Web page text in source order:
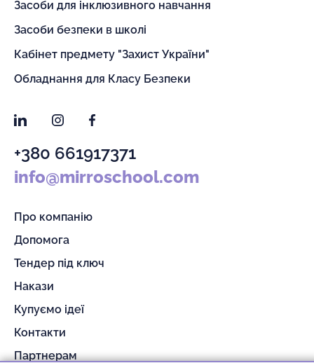
Засоби для інклюзивного навчання
Засоби безпеки в школі
Кабінет предмету "Захист України"
Обладнання для Класу Безпеки
LinkedInInstagramFacebook
+380 661917371
info@mirroschool.com
Про компанію
Допомога
Тендер під ключ
Накази
Купуємо ідеї
Контакти
Партнерам